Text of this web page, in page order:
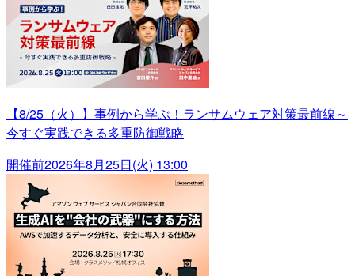
【8/25（火）】事例から学ぶ！ランサムウェア対策最前線～
今すぐ実践できる多重防御戦略
開催前2026年8月25日(火) 13:00